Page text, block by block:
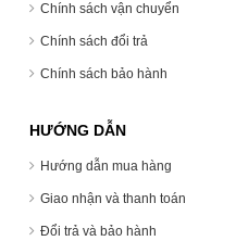
Chính sách vận chuyển
Chính sách đổi trả
Chính sách bảo hành
HƯỚNG DẪN
Hướng dẫn mua hàng
Giao nhận và thanh toán
Đổi trả và bảo hành